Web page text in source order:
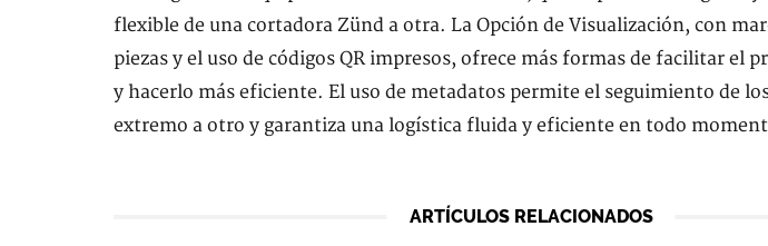
flexible de una cortadora Zünd a otra. La Opción de Visualización, con
piezas y el uso de códigos QR impresos, ofrece más formas de facilitar el
y hacerlo más eficiente. El uso de metadatos permite el seguimiento de
extremo a otro y garantiza una logística fluida y eficiente en todo
ARTÍCULOS RELACIONADOS